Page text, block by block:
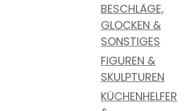
BESCHLÄGE,
GLOCKEN &
SONSTIGES
FIGUREN &
SKULPTUREN
KÜCHENHELFER